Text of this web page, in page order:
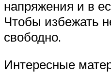
напряжения и в
Чтобы избежать
свободно.
Интересные